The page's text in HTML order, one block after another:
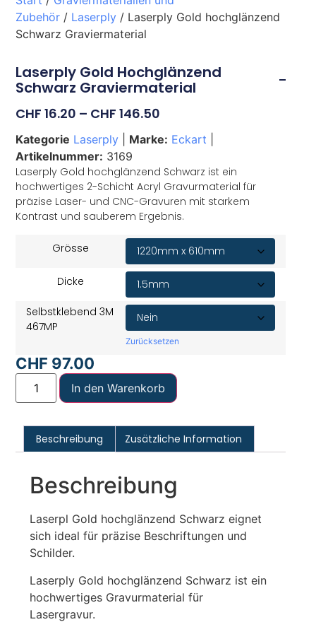
Zubehör / Laserply / Laserply Gold hochglänzend
Schwarz Graviermaterial
Laserply Gold Hochglänzend
Schwarz Graviermaterial
CHF 16.20 – CHF 146.50
Kategorie Laserply Marke: Eckart
Artikelnummer: 3169
Laserply Gold hochglänzend Schwarz ist ein
hochwertiges 2-Schicht Acryl Gravurmaterial für
präzise Laser- und CNC-Gravuren mit starkem
Kontrast und sauberem Ergebnis.
Grösse
Dicke
Selbstklebend 3M
467MP
Zurücksetzen
CHF 97.00
In den Warenkorb
Beschreibung Zusätzliche Information
Beschreibung
Laserpl Gold hochglänzend Schwarz eignet
sich ideal für präzise Beschriftungen und
Schilder.
Laserply Gold hochglänzend Schwarz ist ein
hochwertiges Gravurmaterial für
Lasergravur.